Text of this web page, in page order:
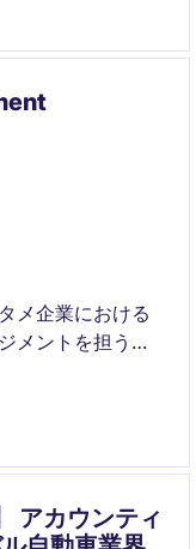
メ企業における
メントを担う役
を税務面から支
アカウンティ